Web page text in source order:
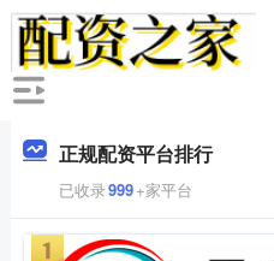
正规配资平台排行
已收录999+家平台